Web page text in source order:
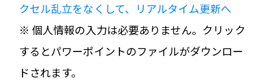
クセル乱立をなくして、リアルタイム更新へ
※ 個人情報の入力は必要ありません。クリック
するとパワーポイントのファイルがダウンロー
ドされます。